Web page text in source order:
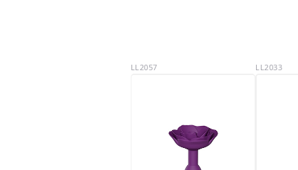
LL2057 LL2033